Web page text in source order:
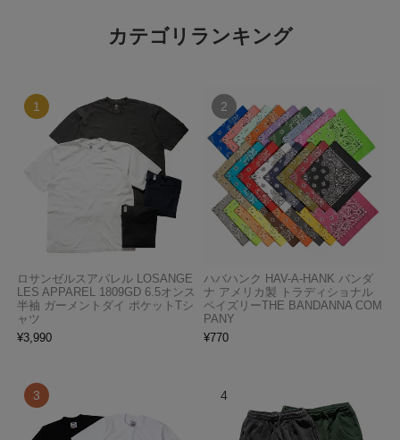
カテゴリランキング
ロサンゼルスアパレル LOSANGE
LES APPAREL 1809GD 6.5オンス
半袖 ガーメントダイ ポケットTシ
ャツ
¥3,990
ハバハンク HAV-A-HANK バンダ
ナ アメリカ製 トラディショナル
ペイズリーTHE BANDANNA COM
PANY
¥770